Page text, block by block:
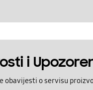
i
obavijesti o servisu